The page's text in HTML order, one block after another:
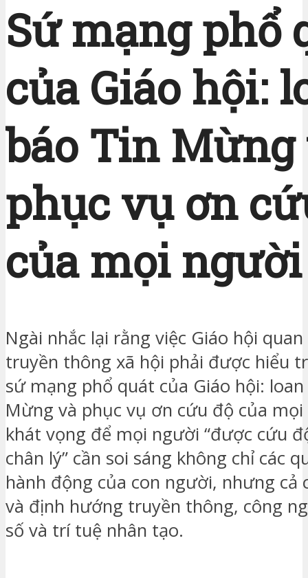
Sứ mạng phổ
của Giáo hội:
báo Tin Mừng
phục vụ ơn
của mọi người
Ngài nhắc lại rằng việc Giáo hội
truyền thông xã hội phải được hiểu
sứ mạng phổ quát của Giáo hội:
Mừng và phục vụ ơn cứu độ của
khát vọng để mọi người “được cứu
chân lý” cần soi sáng không chỉ các
hành động của con người, nhưng cả
và định hướng truyền thông, công
số và trí tuệ nhân tạo.